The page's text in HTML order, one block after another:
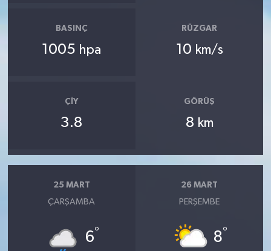
BASINÇ
1005 hpa
RÜZGAR
10 km/s
ÇIY
3.8
GÖRÜŞ
8 km
25 MART
ÇARŞAMBA
6°
26 MART
PERŞEMBE
8°